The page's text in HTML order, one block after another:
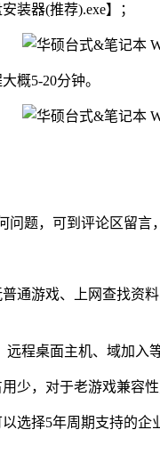
装器(推荐).exe】；
概5-20分钟。
问题，可到评论区留言
游戏、上网查找资
桌面主机、域加入
，对于老游戏兼容性
择5年周期支持的企